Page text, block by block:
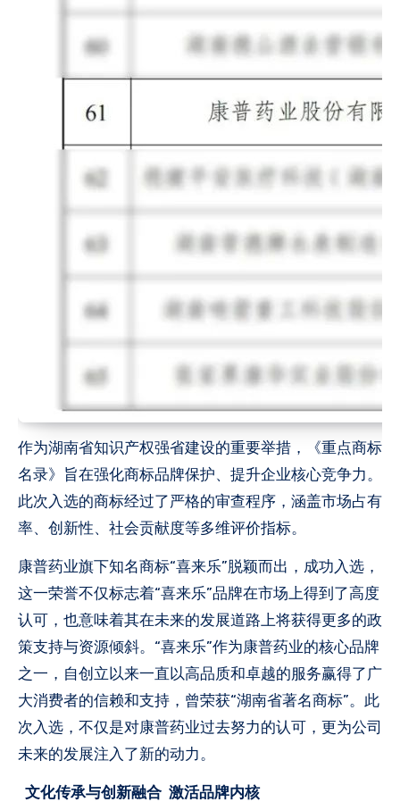
作为湖南省知识产权强省建设的重要举措，《重点商标
名录》旨在强化商标品牌保护、提升企业核心竞争力。
此次入选的商标经过了严格的审查程序，涵盖市场占有
率、创新性、社会贡献度等多维评价指标。
康普药业旗下知名商标“喜来乐”脱颖而出，成功入选，
这一荣誉不仅标志着“喜来乐”品牌在市场上得到了高度
认可，也意味着其在未来的发展道路上将获得更多的政
策支持与资源倾斜。“喜来乐”作为康普药业的核心品牌
之一，自创立以来一直以高品质和卓越的服务赢得了广
大消费者的信赖和支持，曾荣获“湖南省著名商标”。此
次入选，不仅是对康普药业过去努力的认可，更为公司
未来的发展注入了新的动力。
文化传承与创新融合 激活品牌内核